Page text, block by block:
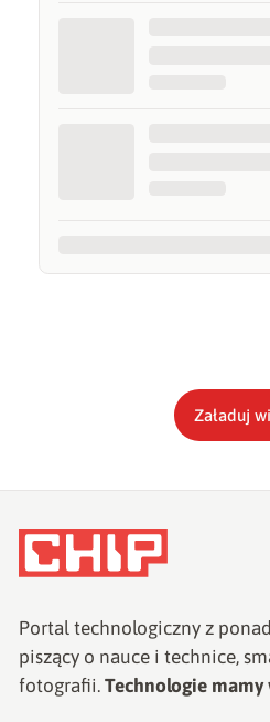
Załaduj
Portal technologiczny z ponad
piszący o nauce i technice,
fotografii. Technologie mamy